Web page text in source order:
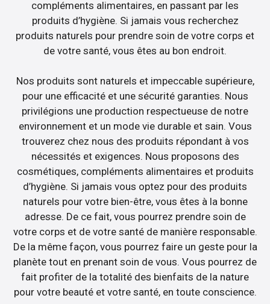
compléments alimentaires, en passant par les
produits d’hygiène. Si jamais vous recherchez
produits naturels pour prendre soin de votre corps et
de votre santé, vous êtes au bon endroit.
Nos produits sont naturels et impeccable supérieure,
pour une efficacité et une sécurité garanties. Nous
privilégions une production respectueuse de notre
environnement et un mode vie durable et sain. Vous
trouverez chez nous des produits répondant à vos
nécessités et exigences. Nous proposons des
cosmétiques, compléments alimentaires et produits
d’hygiène. Si jamais vous optez pour des produits
naturels pour votre bien-être, vous êtes à la bonne
adresse. De ce fait, vous pourrez prendre soin de
votre corps et de votre santé de manière responsable.
De la même façon, vous pourrez faire un geste pour la
planète tout en prenant soin de vous. Vous pourrez de
fait profiter de la totalité des bienfaits de la nature
pour votre beauté et votre santé, en toute conscience.